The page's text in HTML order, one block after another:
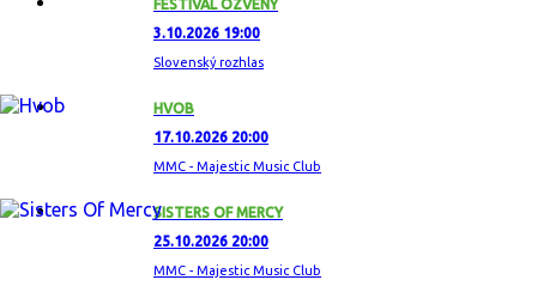
FESTIVAL OZVENY
3.10.2026 19:00
Slovenský rozhlas
HVOB
17.10.2026 20:00
MMC - Majestic Music Club
SISTERS OF MERCY
25.10.2026 20:00
MMC - Majestic Music Club